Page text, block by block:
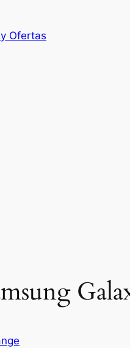
Ofertas